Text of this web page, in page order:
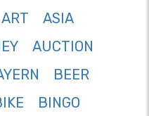
ART
ASIA
AUCTION
BEER
BINGO